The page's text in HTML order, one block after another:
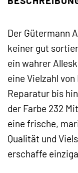
Der Gütermann
keiner gut
ein wahrer
eine Vielzahl
Reparatur bis
der Farbe 232
eine frische,
Qualität und
erschaffe